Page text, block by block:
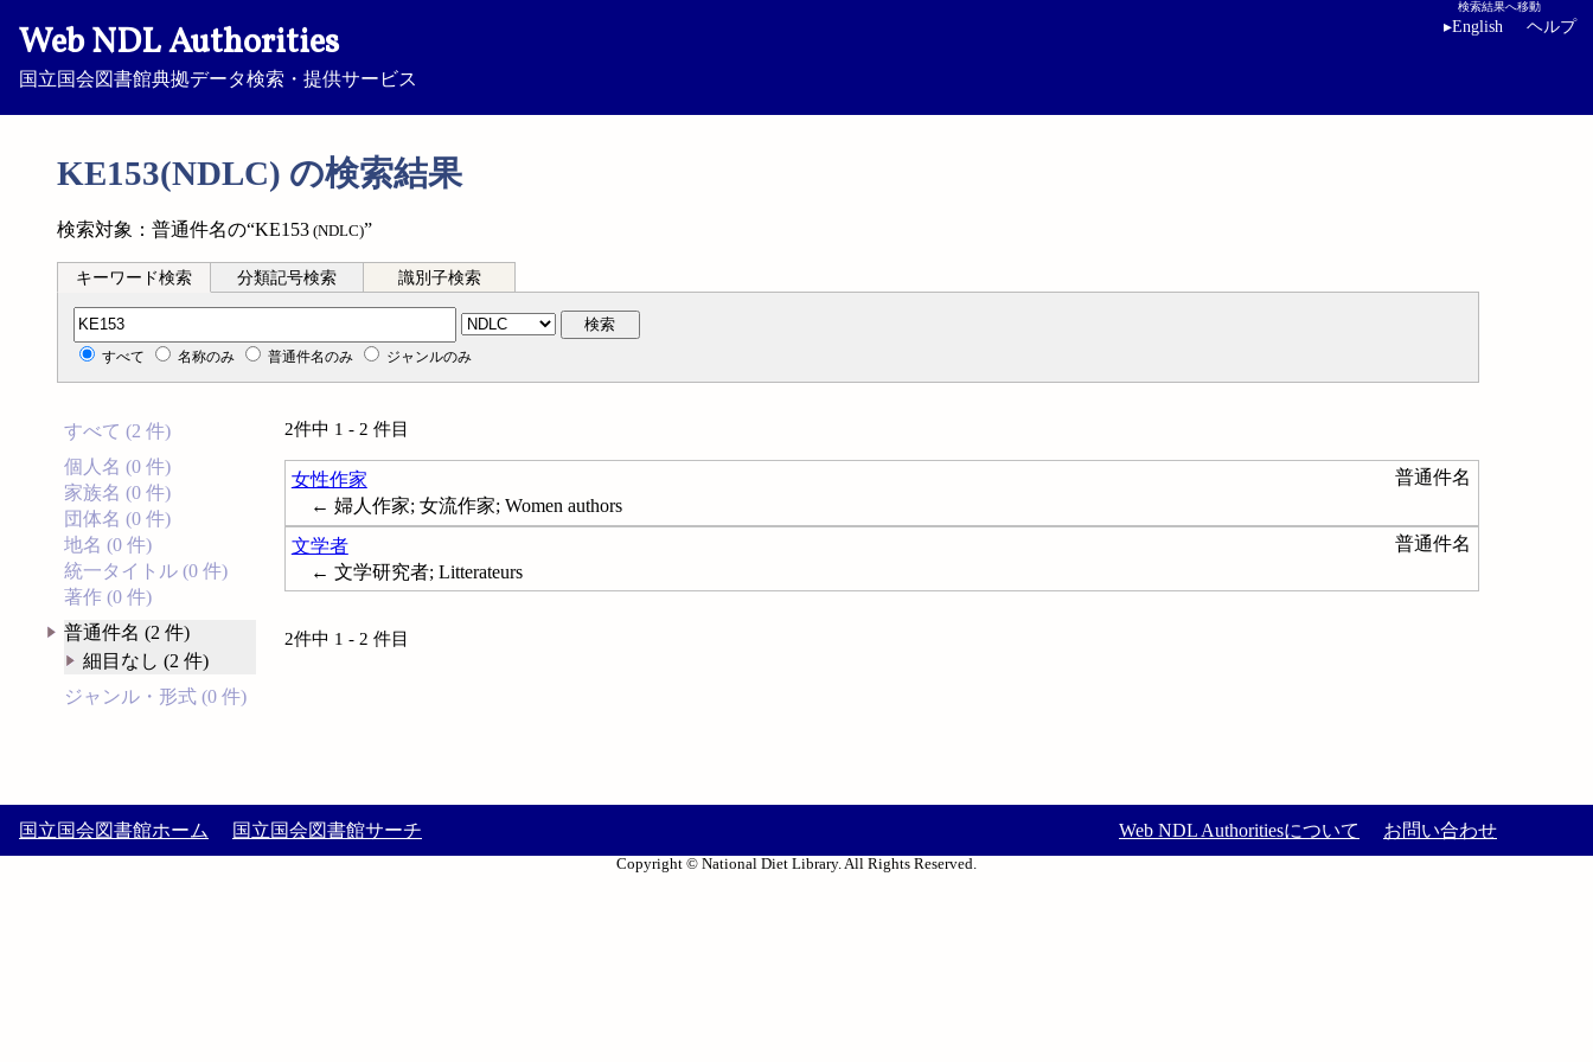
Web NDL Authorities
国立国会図書館典拠データ検索・提供サービス
検索結果へ移動
▸English ヘルプ
KE153(NDLC) の検索結果
検索対象：普通件名の“KE153 (NDLC)”
キーワード検索 分類記号検索 識別子検索
分類記号検索 検索
すべて 名称のみ 普通件名のみ ジャンルのみ
すべて (2 件)
個人名 (0 件)
家族名 (0 件)
団体名 (0 件)
地名 (0 件)
統一タイトル (0 件)
著作 (0 件)
普通件名 (2 件)
細目なし (2 件)
ジャンル・形式 (0 件)
2件中 1 - 2 件目
女性作家
普通件名
← 婦人作家; 女流作家; Women authors
文学者
普通件名
← 文学研究者; Litterateurs
2件中 1 - 2 件目
国立国会図書館ホーム 国立国会図書館サーチ Web NDL Authoritiesについて お問い合わせ
Copyright © National Diet Library. All Rights Reserved.